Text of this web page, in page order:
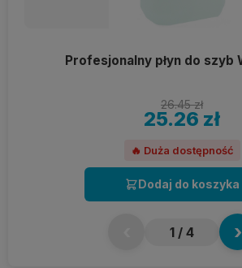
Profesjonalny płyn do szyb
26.45 zł
25.26 zł
🔥 Duża dostępność
Dodaj do koszyka
1 / 4 ›